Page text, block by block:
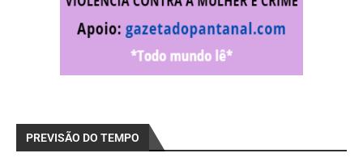
PREVISÃO DO TEMPO